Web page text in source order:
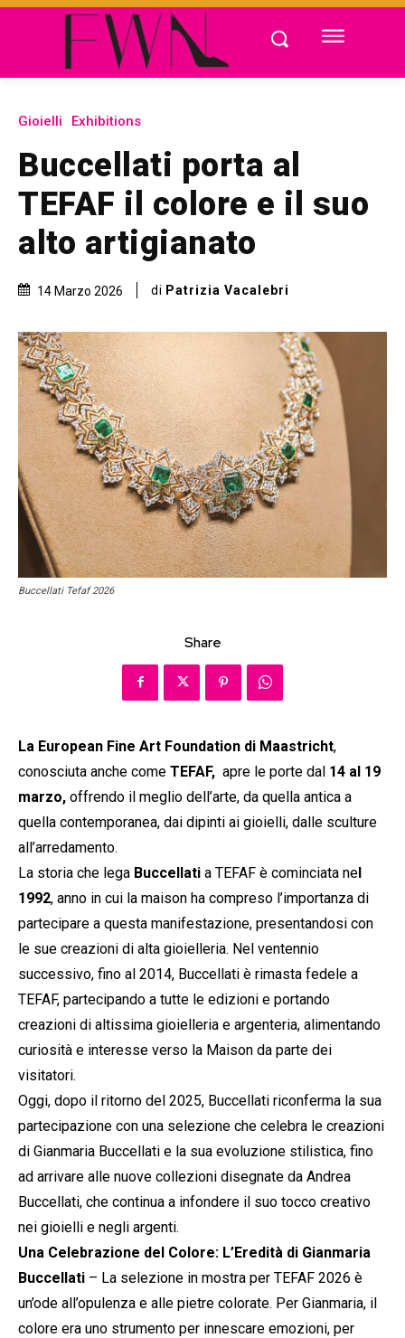
Gioielli Exhibitions
Buccellati porta al
TEFAF il colore e il suo
alto artigianato
14 Marzo 2026 di Patrizia Vacalebri
Buccellati Tefaf 2026
Share
La European Fine Art Foundation di Maastricht,
conosciuta anche come TEFAF, apre le porte dal 14 al 19
marzo, offrendo il meglio dell’arte, da quella antica a
quella contemporanea, dai dipinti ai gioielli, dalle sculture
all’arredamento.
La storia che lega Buccellati a TEFAF è cominciata nel
1992, anno in cui la maison ha compreso l’importanza di
partecipare a questa manifestazione, presentandosi con
le sue creazioni di alta gioielleria. Nel ventennio
successivo, fino al 2014, Buccellati è rimasta fedele a
TEFAF, partecipando a tutte le edizioni e portando
creazioni di altissima gioielleria e argenteria, alimentando
curiosità e interesse verso la Maison da parte dei
visitatori.
Oggi, dopo il ritorno del 2025, Buccellati riconferma la sua
partecipazione con una selezione che celebra le creazioni
di Gianmaria Buccellati e la sua evoluzione stilistica, fino
ad arrivare alle nuove collezioni disegnate da Andrea
Buccellati, che continua a infondere il suo tocco creativo
nei gioielli e negli argenti.
Una Celebrazione del Colore: L’Eredità di Gianmaria
Buccellati – La selezione in mostra per TEFAF 2026 è
un’ode all’opulenza e alle pietre colorate. Per Gianmaria, il
colore era uno strumento per innescare emozioni, per